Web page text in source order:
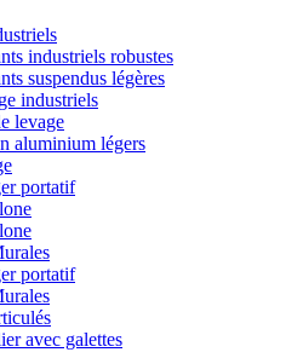
industriels robustes
suspendus légères
industriels
levage
aluminium légers
portatif
portatif
avec galettes